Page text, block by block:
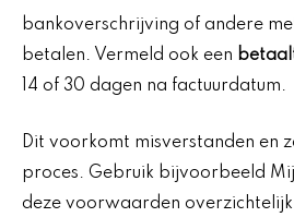
bankoverschrijving of andere
betalen. Vermeld ook een
14 of 30 dagen na factuurdatum.
Dit voorkomt misverstanden en
proces. Gebruik bijvoorbeeld
deze voorwaarden